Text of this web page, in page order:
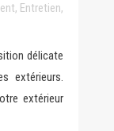
, Entretien,
délicate
extérieurs.
extérieur